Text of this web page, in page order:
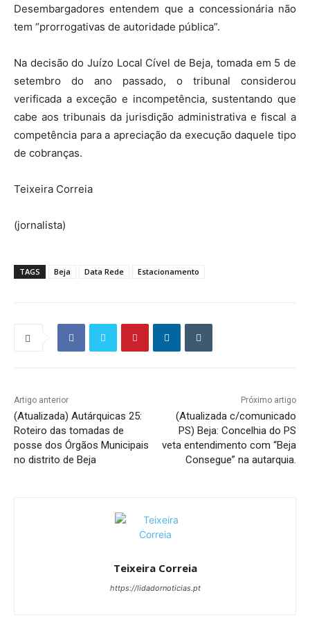
Desembargadores entendem que a concessionária não
tem “prorrogativas de autoridade pública”.
Na decisão do Juízo Local Cível de Beja, tomada em 5 de
setembro do ano passado, o tribunal considerou
verificada a exceção e incompetência, sustentando que
cabe aos tribunais da jurisdição administrativa e fiscal a
competência para a apreciação da execução daquele tipo
de cobranças.
Teixeira Correia
(jornalista)
TAGS Beja Data Rede Estacionamento
Artigo anterior
(Atualizada) Autárquicas 25:
Roteiro das tomadas de
posse dos Órgãos Municipais
no distrito de Beja
Próximo artigo
(Atualizada c/comunicado
PS) Beja: Concelhia do PS
veta entendimento com “Beja
Consegue” na autarquia.
Teixeira Correia
https://lidadornoticias.pt